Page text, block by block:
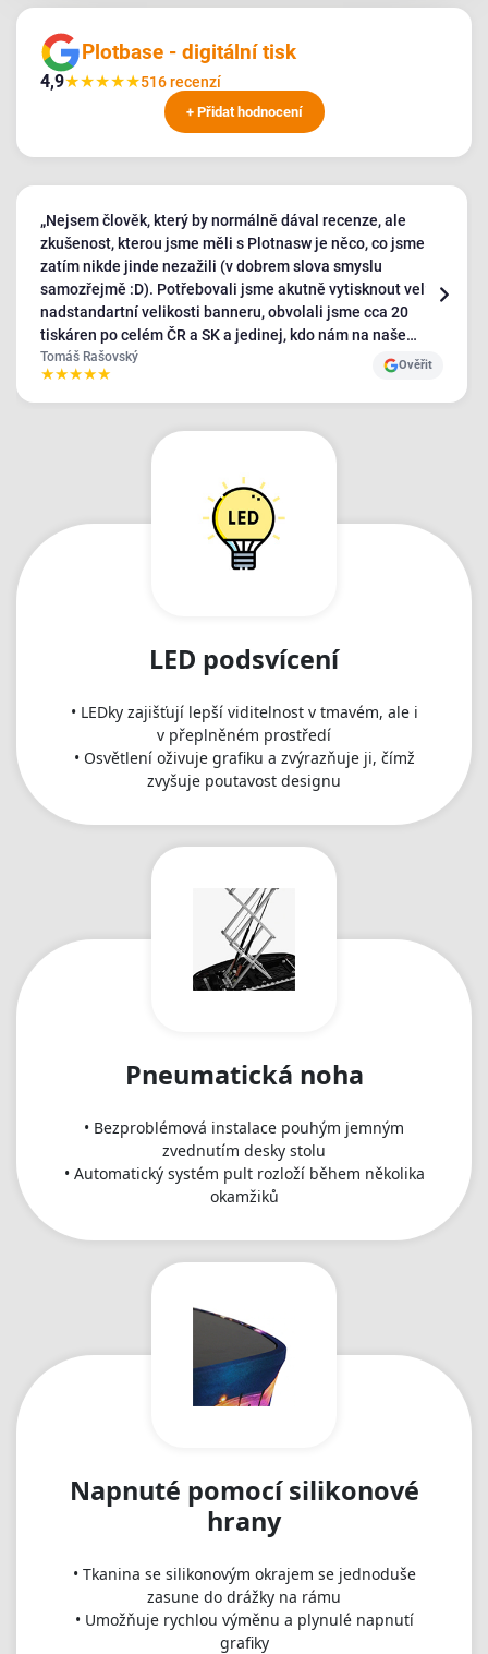
Plotbase - digitální tisk
4,9★★★★★516 recenzí
+ Přidat hodnocení
„Nejsem člověk, který by normálně dával recenze, ale
zkušenost, kterou jsme měli s Plotnasw je něco, co jsme
zatím nikde jinde nezažili (v dobrem slova smyslu
samozřejmě :D). Potřebovali jsme akutně vytisknout velmi
nadstandartní velikosti banneru, obvolali jsme cca 20
tiskáren po celém ČR a SK a jedinej, kdo nám na naše
požadavky kývl byl Plotbase - a ještě s velmi pozitivním
přístupem, ostatní byli relativně nepříjemní a neochotní.
Bannery jsme obdrželi v naprosto TOP kvalitě a jak jsem
- měli jsme fakt dost požadavků a dodání materiálů jám
Tomáš Rašovský
★★★★★ Ověřit
LED podsvícení
• LEDky zajišťují lepší viditelnost v tmavém, ale i
v přeplněném prostředí
• Osvětlení oživuje grafiku a zvýrazňuje ji, čímž
zvyšuje poutavost designu
Pneumatická noha
• Bezproblémová instalace pouhým jemným
zvednutím desky stolu
• Automatický systém pult rozloží během několika
okamžiků
Napnuté pomocí silikonové
hrany
• Tkanina se silikonovým okrajem se jednoduše
zasune do drážky na rámu
• Umožňuje rychlou výměnu a plynulé napnutí
grafiky